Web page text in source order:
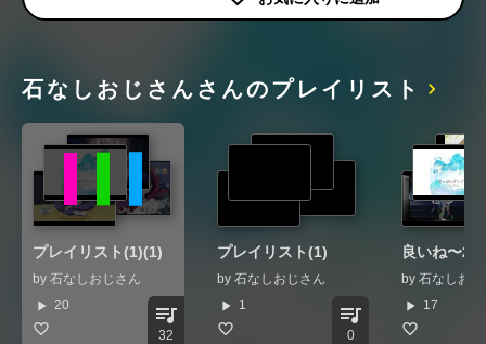
石なしおじさんさんのプレイリスト
プレイリスト(1)(1)
by 石なしおじさん
play_arrow 20 queue_music
32
プレイリスト(1)
by 石なしおじさん
play_arrow 1 queue_music
0
良いね〜2
by 石なしお
play_arrow 17